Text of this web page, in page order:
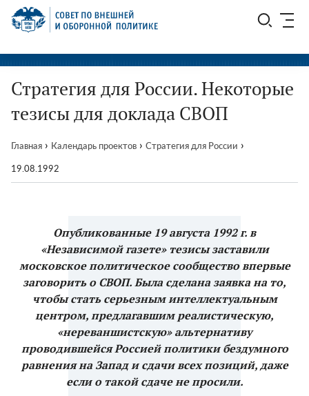
Перейти
СВОП
Стратегия для России. Некоторые
тезисы для доклада СВОП
Главная › Календарь проектов › Стратегия для России ›
19.08.1992
Опубликованные 19 августа 1992 г. в
«Независимой газете» тезисы заставили
московское политическое сообщество впервые
заговорить о СВОП. Была сделана заявка на то,
чтобы стать серьезным интеллектуальным
центром, предлагавшим реалистическую,
«нереваншистскую» альтернативу
проводившейся Россией политики бездумного
равнения на Запад и сдачи всех позиций, даже
если о такой сдаче не просили.